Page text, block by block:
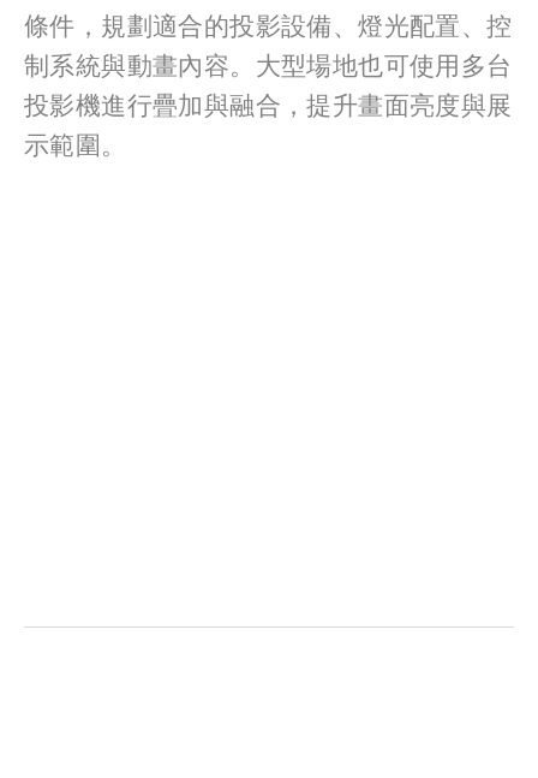
條件，規劃適合的投影設備、燈光配置、控
制系統與動畫內容。大型場地也可使用多台
投影機進行疊加與融合，提升畫面亮度與展
示範圍。